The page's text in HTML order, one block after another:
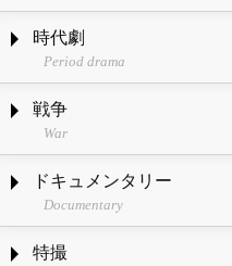
時代劇
Period drama
戦争
War
ドキュメンタリー
Documentary
特撮